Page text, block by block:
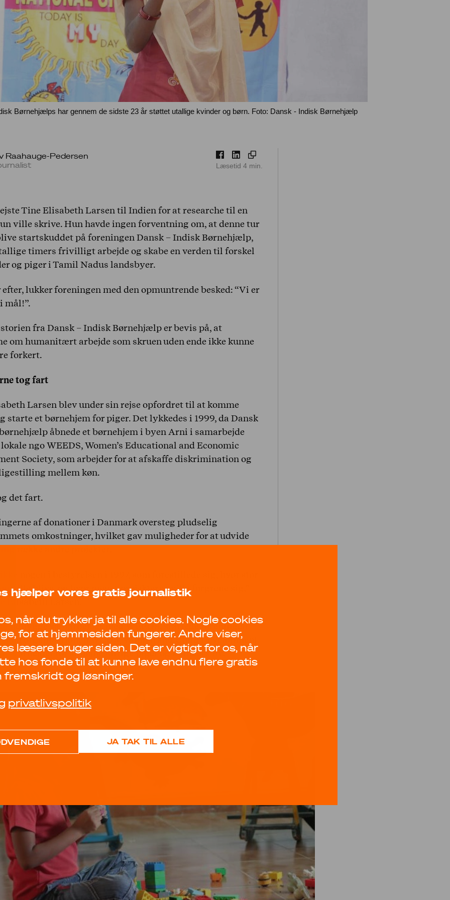
hjælper vores gratis journalistik
når du trykker ja til alle cookies. Nogle cookies
for at hjemmesiden fungerer. Andre viser,
læsere bruger siden. Det er vigtigt for os, når
hos fonde til at kunne lave endnu flere gratis
fremskridt og løsninger.
privatlivspolitik
JA TAK TIL ALLE
Børnehjælps har gennem de sidste 23 år støttet utallige kvinder og børn. Foto: Dansk - Indisk Børnehjælp
Raahauge-Pedersen
Læsetid 4min.
Tine Elisabeth Larsen til Indien for at researche til en
ville skrive. Hun havde ingen forventning om, at denne tur
startskuddet på foreningen Dansk – Indisk Børnehjælp,
timers frivilligt arbejde og skabe en verden til forskel
og piger i Tamil Nadus landsbyer.
efter, lukker foreningen med den opmuntrende besked: “Vi er
mål!”.
fra Dansk – Indisk Børnehjælp er bevis på, at
om humanitært arbejde som skruen uden ende ikke kunne
forkert.
tog fart
Larsen blev under sin rejse opfordret til at komme
starte et børnehjem for piger. Det lykkedes i 1999, da Dansk
åbnede et børnehjem i byen Arni i samarbejde
ngo WEEDS, Women’s Educational and Economic
Society, som arbejder for at afskaffe diskrimination og
mellem køn.
det fart.
af donationer i Danmark oversteg pludselig
omkostninger, hvilket gav muligheder for at udvide
ville blive, og hvor meget projekterne ville forgrene sig,”
Elisabeth Larsen.
udbygge samarbejdet med WEEDS, startede foreningen
organisationen WCDS, Women and Child Development
arbejder for at højne fattige piger og kvinders liv.